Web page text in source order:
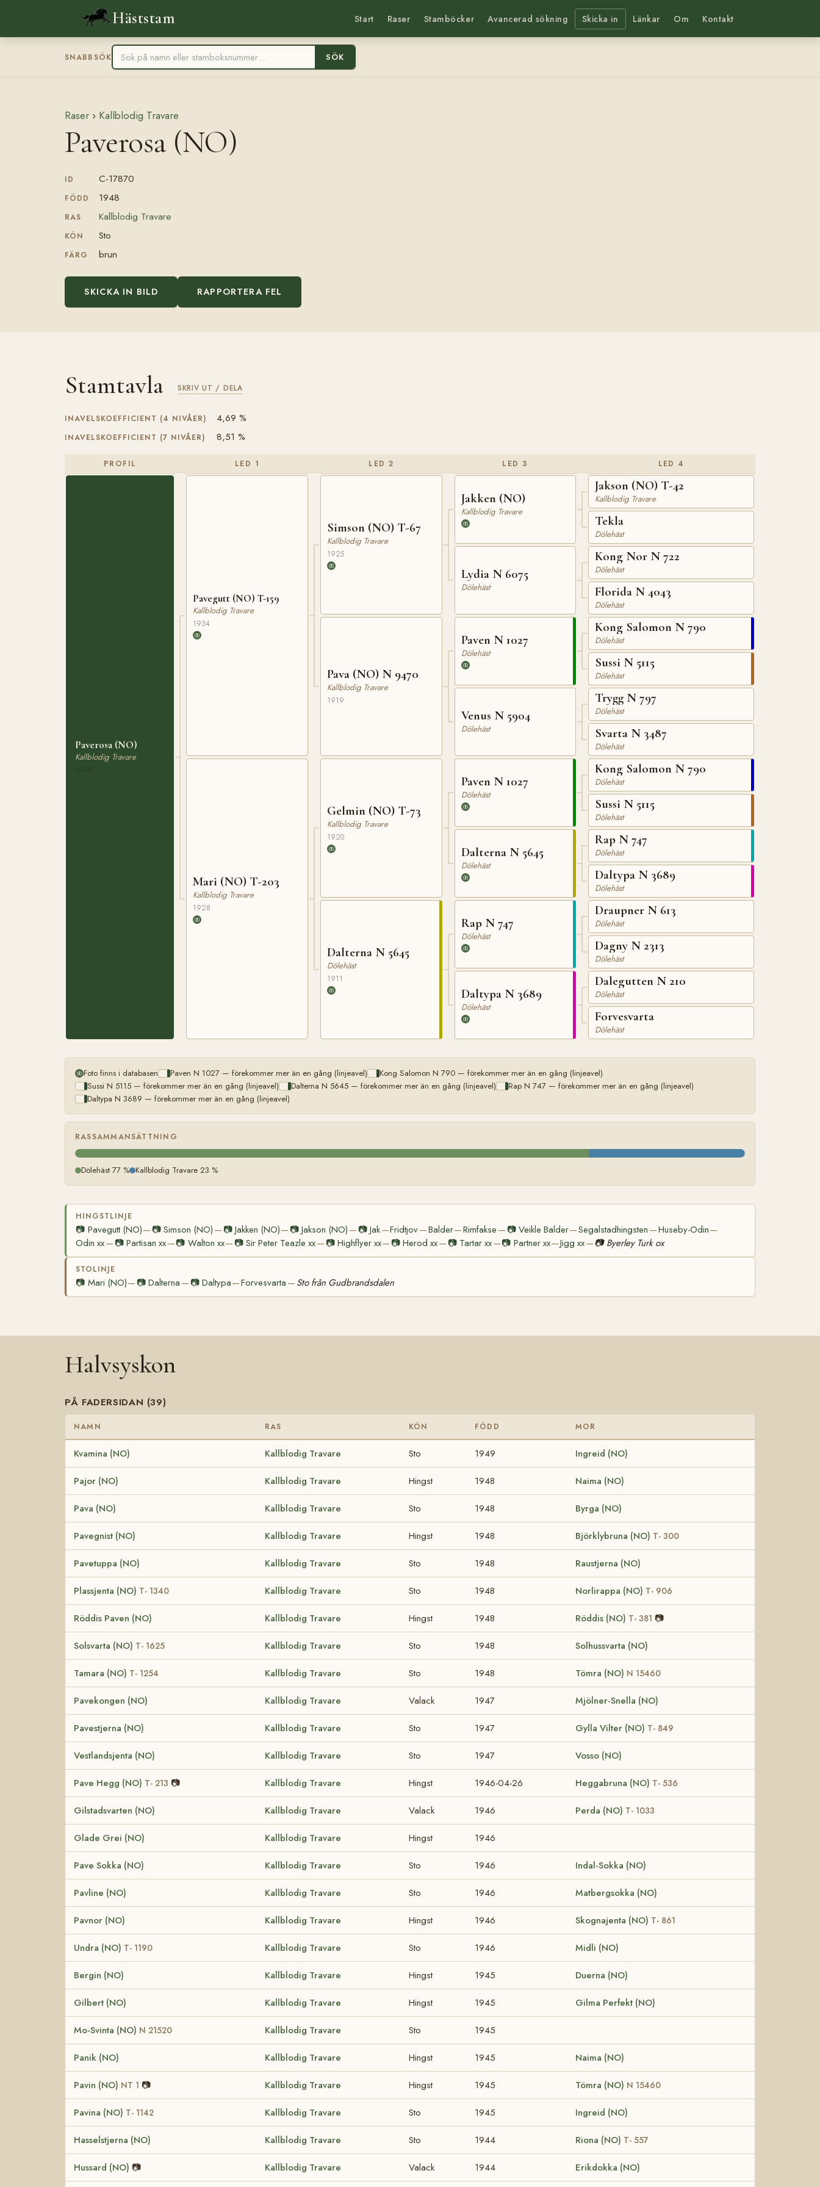
Häststam Start Raser Stamböcker Avancerad sökning Skicka in Länkar Om Kontakt
SNABBSÖK SÖK
Raser › Kallblodig Travare
Paverosa (NO)
ID C-17870
FÖDD 1948
RAS Kallblodig Travare
KÖN Sto
FÄRG brun
SKICKA IN BILD RAPPORTERA FEL
Stamtavla SKRIV UT / DELA
INAVELSKOEFFICIENT (4 NIVÅER) 4,69 %
INAVELSKOEFFICIENT (7 NIVÅER) 8,51 %
PROFIL
Paverosa (NO)
Kallblodig Travare
LED 1
Pavegutt (NO) T-159
Kallblodig Travare
1934
Mari (NO) T-203
Kallblodig Travare
1928
LED 2
Simson (NO) T-67
Kallblodig Travare
1925
Pava (NO) N 9470
Kallblodig Travare
1919
Gelmin (NO) T-73
Kallblodig Travare
1920
Dalterna N 5645
Dölehäst
1911
LED 3
Jakken (NO)
Kallblodig Travare
Lydia N 6075
Dölehäst
Paven N 1027
Dölehäst
Venus N 5904
Dölehäst
Paven N 1027
Dölehäst
Dalterna N 5645
Dölehäst
Rap N 747
Dölehäst
Daltypa N 3689
Dölehäst
LED 4
Jakson (NO) T-42
Kallblodig Travare
Tekla
Dölehäst
Kong Nor N 722
Dölehäst
Florida N 4043
Dölehäst
Kong Salomon N 790
Dölehäst
Sussi N 5115
Dölehäst
Trygg N 797
Dölehäst
Svarta N 3487
Dölehäst
Kong Salomon N 790
Dölehäst
Sussi N 5115
Dölehäst
Rap N 747
Dölehäst
Daltypa N 3689
Dölehäst
Draupner N 613
Dölehäst
Dagny N 2313
Dölehäst
Dalegutten N 210
Dölehäst
Forvesvarta
Dölehäst
Foto finns i databasen Paven N 1027 — förekommer mer än en gång (linjeavel)
Kong Salomon N 790 — förekommer mer än en gång (linjeavel)
Sussi N 5115 — förekommer mer än en gång (linjeavel)
Dalterna N 5645 — förekommer mer än en gång (linjeavel)
Rap N 747 — förekommer mer än en gång (linjeavel)
Daltypa N 3689 — förekommer mer än en gång (linjeavel)
RASSAMMANSÄTTNING
Dölehäst 77 % Kallblodig Travare 23 %
HINGSTLINJE
📷 Pavegutt (NO)— 📷Simson (NO) — 📷Jakken (NO)— 📷 Jakson (NO) — 📷Jak—Fridtjov—Balder—Rimfakse — 📷 Veikle Balder—Segalstadhingsten —Huseby-Odin—
Odin xx— 📷Partisan xx—📷 Walton xx— 📷Sir Peter Teazle xx— 📷 Highflyer xx— 📷 Herod xx— 📷 Tartar xx—📷 Partner xx—Jigg xx—📷 Byerley Turk ox
STOLINJE
📷 Mari (NO)— 📷Dalterna — 📷 Daltypa—Forvesvarta — Sto från Gudbrandsdalen
Halvsyskon
PÅ FADERSIDAN (39)
NAMN RAS KÖN FÖDD MOR
Kvamina (NO) Kallblodig Travare Sto 1949 Ingreid (NO)
Pajor (NO) Kallblodig Travare Hingst 1948 Naima (NO)
Pava (NO) Kallblodig Travare Sto 1948 Byrga (NO)
Pavegnist (NO) Kallblodig Travare Hingst 1948 Björklybruna (NO) T- 300
Pavetuppa (NO) Kallblodig Travare Sto 1948 Raustjerna (NO)
Plassjenta (NO) T- 1340 Kallblodig Travare Sto 1948 Norlirappa (NO) T- 906
Röddis Paven (NO) Kallblodig Travare Hingst 1948 Röddis (NO) T- 381 📷
Solsvarta (NO) T- 1625 Kallblodig Travare Sto 1948 Solhussvarta (NO)
Tamara (NO) T- 1254 Kallblodig Travare Sto 1948 Tömra (NO) N 15460
Pavekongen (NO) Kallblodig Travare Valack 1947 Mjölner-Snella (NO)
Pavestjerna (NO) Kallblodig Travare Sto 1947 Gylla Vilter (NO) T- 849
Vestlandsjenta (NO) Kallblodig Travare Sto 1947 Vosso (NO)
Pave Hegg (NO) T- 213 📷 Kallblodig Travare Hingst 1946-04-26 Heggabruna (NO) T- 536
Gilstadsvarten (NO) Kallblodig Travare Valack 1946 Perda (NO) T- 1033
Glade Grei (NO) Kallblodig Travare Hingst 1946
Pave Sokka (NO) Kallblodig Travare Sto 1946 Indal-Sokka (NO)
Pavline (NO) Kallblodig Travare Sto 1946 Matbergsokka (NO)
Pavnor (NO) Kallblodig Travare Hingst 1946 Skognajenta (NO) T- 861
Undra (NO) T- 1190 Kallblodig Travare Sto 1946 Midli (NO)
Bergin (NO) Kallblodig Travare Hingst 1945 Duerna (NO)
Gilbert (NO) Kallblodig Travare Hingst 1945 Gilma Perfekt (NO)
Mo-Svinta (NO) N 21520 Kallblodig Travare Sto 1945
Panik (NO) Kallblodig Travare Hingst 1945 Naima (NO)
Pavin (NO) NT 1 📷 Kallblodig Travare Hingst 1945 Tömra (NO) N 15460
Pavina (NO) T- 1142 Kallblodig Travare Sto 1945 Ingreid (NO)
Hasselstjerna (NO) Kallblodig Travare Sto 1944 Riona (NO) T- 557
Hussard (NO) 📷 Kallblodig Travare Valack 1944 Erikdokka (NO)